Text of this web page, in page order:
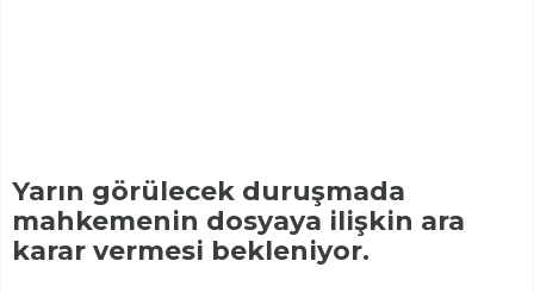
Yarın görülecek duruşmada
mahkemenin dosyaya ilişkin ara
karar vermesi bekleniyor.